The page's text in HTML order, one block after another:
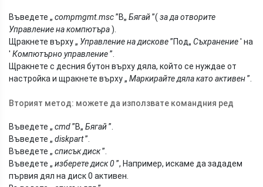
Въведете „ compmgmt.msc”В„ Бягай”( за да отворите
Управление на компютъра).
Щракнете върху „ Управление на дискове”Под„ Съхранение' на
' Компютърно управление”.
Щракнете с десния бутон върху дяла, който се нуждае от
настройка и щракнете върху „ Маркирайте дяла като активен”.
Вторият метод: можете да използвате командния ред
Въведете „ cmd”В„ Бягай”.
Въведете „ diskpart”.
Въведете „ списък диск”.
Въведете „ изберете диск 0”, Например, искаме да зададем
първия дял на диск 0 активен.